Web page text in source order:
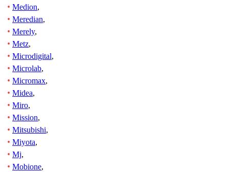
Medion,
Meredian,
Merely,
Metz,
Microdigital,
Microlab,
Micromax,
Midea,
Miro,
Mission,
Mitsubishi,
Miyota,
Mj,
Mobione,